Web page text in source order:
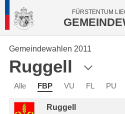
FÜRSTENTUM
Gemeindewahlen 2011
Ruggell
Alle FBP VU FL PU
Ruggell